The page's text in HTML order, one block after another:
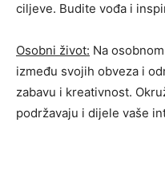
ciljeve. Budite vođa i
Osobni život: Na
između svojih obveza i
zabavu i kreativnost.
podržavaju i dijele vaše